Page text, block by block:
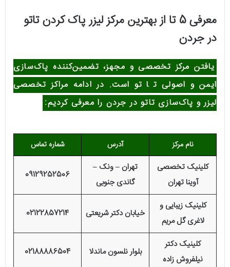
معرفی 5 تا از بهترین مرکز لیزر پاک کردن تاتو
در جردن
یافتن مرکز تخصصی و مجهز، تضمین‌کننده پاک‌سازی
ایمن و اصولی ت ا تو است. در ادامه مراکز تخصصی
لیزر و پاک‌سازی تاتو در جردن را معرفی کردیم:
نام مرکز آدرس شماره تماس
کلینیک تخصصی
آوینا تهران
تهران – ونک –
گاندی جنوبی
09129252506
کلینیک زیبایی و
لاغری گل مریم
خیابان دکتر شریعتی 02122857214
کلینیک دکتر
نیلفروش زاده
بلوار نلسون ماندلا 02188886504